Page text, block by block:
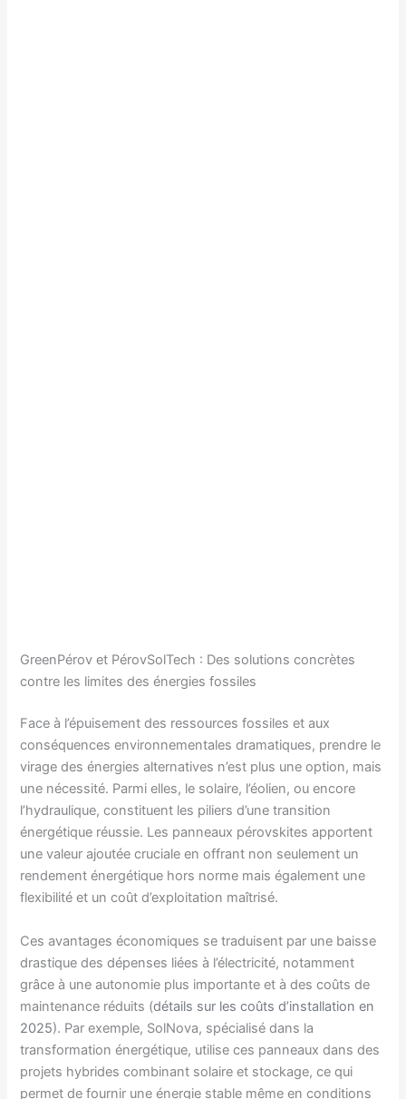
GreenPérov et PérovSolTech : Des solutions concrètes
contre les limites des énergies fossiles
Face à l’épuisement des ressources fossiles et aux
conséquences environnementales dramatiques, prendre le
virage des énergies alternatives n’est plus une option, mais
une nécessité. Parmi elles, le solaire, l’éolien, ou encore
l’hydraulique, constituent les piliers d’une transition
énergétique réussie. Les panneaux pérovskites apportent
une valeur ajoutée cruciale en offrant non seulement un
rendement énergétique hors norme mais également une
flexibilité et un coût d’exploitation maîtrisé.
Ces avantages économiques se traduisent par une baisse
drastique des dépenses liées à l’électricité, notamment
grâce à une autonomie plus importante et à des coûts de
maintenance réduits (détails sur les coûts d’installation en
2025). Par exemple, SolNova, spécialisé dans la
transformation énergétique, utilise ces panneaux dans des
projets hybrides combinant solaire et stockage, ce qui
permet de fournir une énergie stable même en conditions